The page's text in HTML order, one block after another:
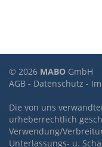
© 2026 MABO GmbH
AGB - Datenschutz -
Die von uns
urheberrechtlich
Verwendung/
Unterlassungs- u.